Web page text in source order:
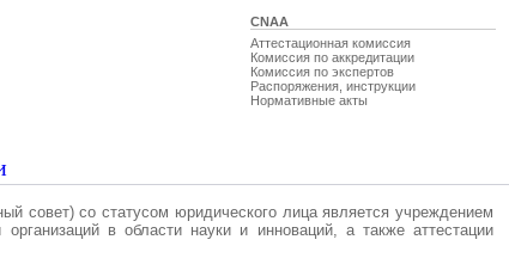
CNAA
Аттестационная комиссия
Комиссия по аккредитации
Комиссия по экспертов
Распоряжения, инструкции
Нормативные акты
совет) со статусом юридического лица является учреждением
в области науки и инноваций, а также аттестации